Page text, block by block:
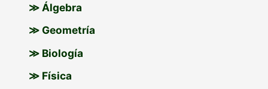
≫ Álgebra
≫ Geometría
≫ Biología
≫ Física